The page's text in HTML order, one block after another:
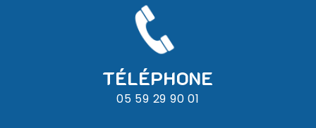
TÉLÉPHONE
05 59 29 90 01